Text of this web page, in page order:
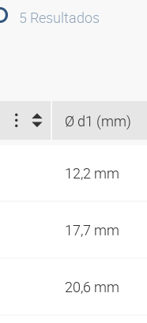
5 Resultados
Ø d1 (mm)
12,2 mm
17,7 mm
20,6 mm